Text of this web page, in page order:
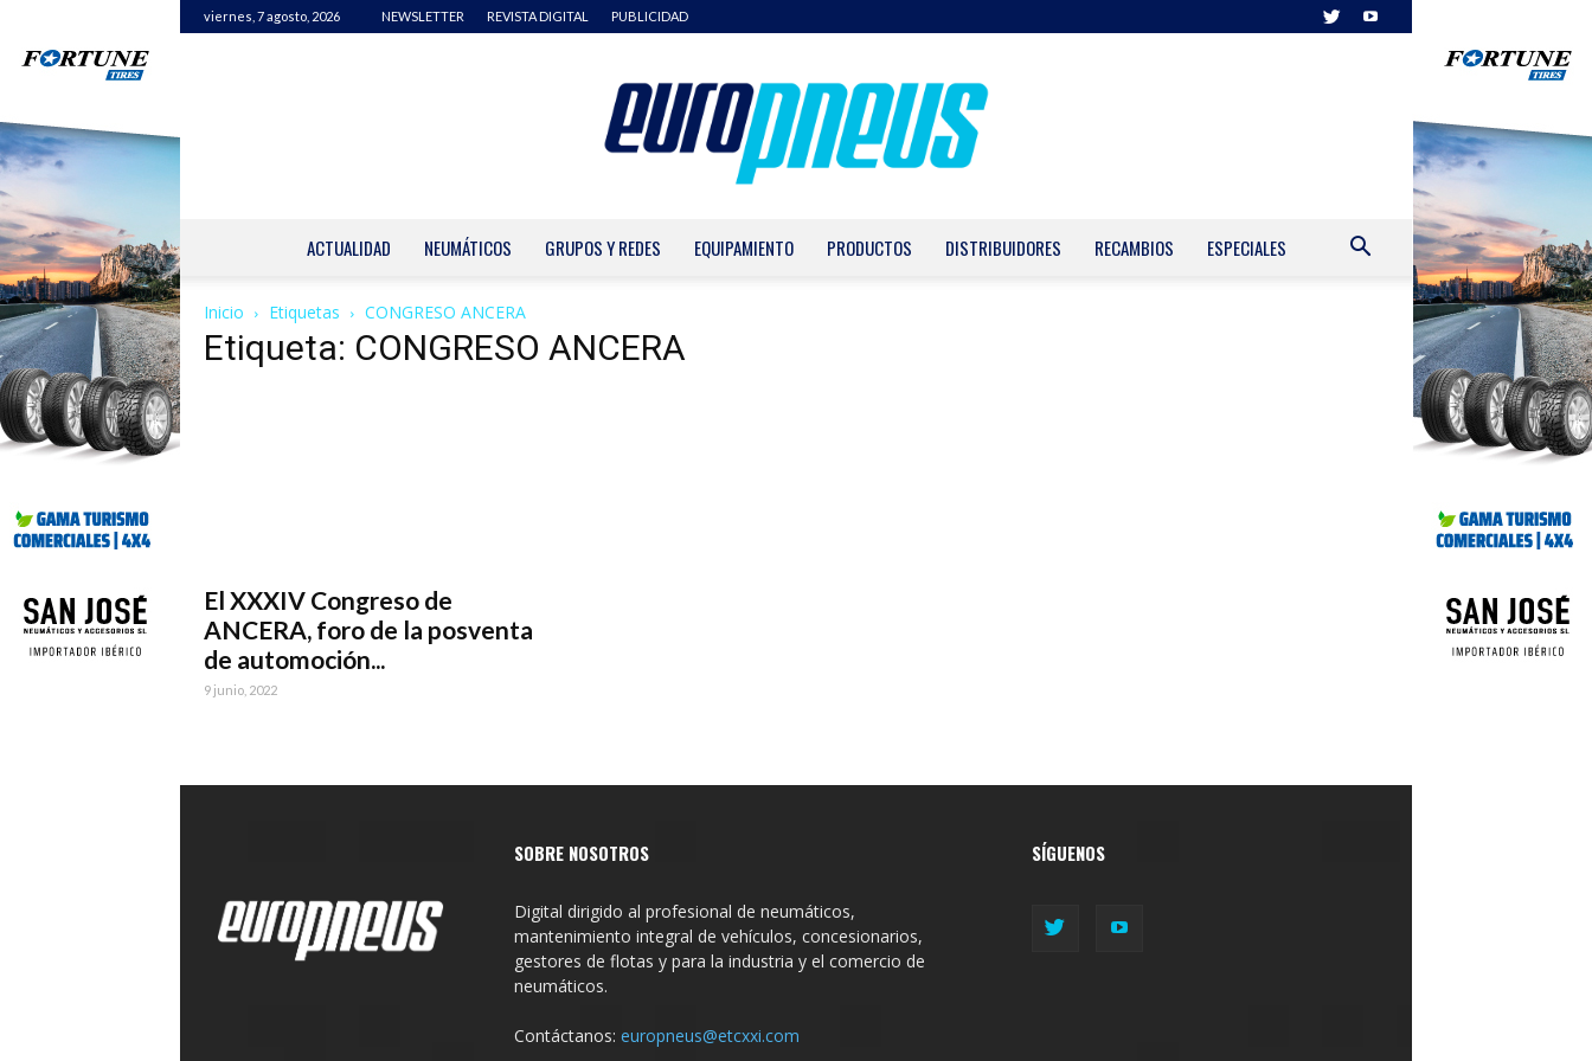
viernes, 7 agosto, 2026 NEWSLETTER REVISTA DIGITAL PUBLICIDAD
ACTUALIDAD NEUMÁTICOS GRUPOS Y REDES EQUIPAMIENTO PRODUCTOS DISTRIBUIDORES RECAMBIOS ESPECIALES
Inicio Etiquetas CONGRESO ANCERA
Etiqueta: CONGRESO ANCERA
El XXXIV Congreso de
ANCERA, foro de la posventa
de automoción...
9 junio, 2022
SOBRE NOSOTROS
Digital dirigido al profesional de neumáticos,
mantenimiento integral de vehículos, concesionarios,
gestores de flotas y para la industria y el comercio de
neumáticos.
Contáctanos: europneus@etcxxi.com
SÍGUENOS